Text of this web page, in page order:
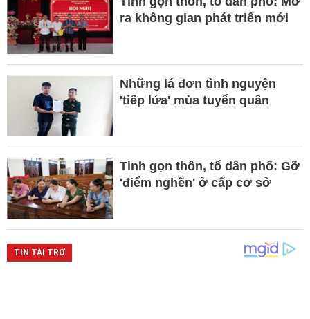
ra không gian phát triển mới
Những lá đơn tình nguyện
'tiếp lửa' mùa tuyển quân
Tinh gọn thôn, tổ dân phố: Gỡ
'điểm nghẽn' ở cấp cơ sở